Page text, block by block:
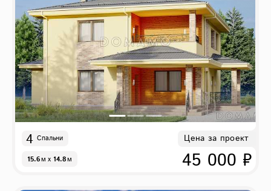
4 Спальни
15.6м x 14.8м
Цена за проект
45 000 ₽